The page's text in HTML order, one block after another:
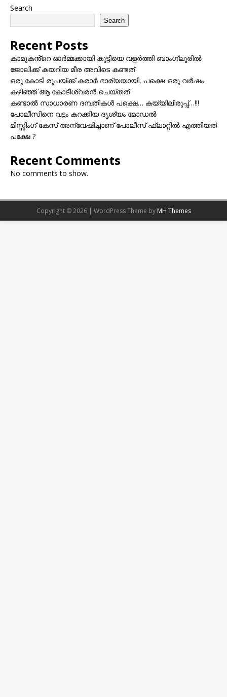
Search
Search
Recent Posts
കാമുകൻ്റെ ഓർമ്മക്കായി കുട്ടിയെ വളർത്തി ബാംഗ്ലൂരിൽ
ജോലിക്ക് കയറിയ മീര അവിടെ കണ്ടത്
ഒരു കോടി രൂപയ്ക്ക് കരാർ ഭാര്യയായി, പക്ഷെ ഒരു വർഷം
കഴിഞ്ഞ് ആ കോടീശ്വരൻ ചെയ്തത്
കണ്ടാൽ സാധാരണ ദമ്പതികൾ പക്ഷെ… കയ്യിലിരുപ്പ്…!!!
പോലീസിനെ വട്ടം കറക്കിയ ദൃശ്യം മോഡല്‍
മിസ്സിംഗ് കേസ് അന്വേഷിച്ചാണ് പോലീസ് ഫ്ലാറ്റിൽ എത്തിയത്
പക്ഷേ ?
Recent Comments
No comments to show.
Copyright © 2026 | WordPress Theme by MH Themes